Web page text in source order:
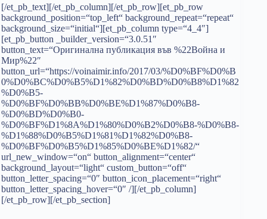
[/et_pb_text][/et_pb_column][/et_pb_row][et_pb_row
background_position=“top_left“ background_repeat=“repeat“
background_size=“initial“][et_pb_column type=“4_4″]
[et_pb_button _builder_version=“3.0.51″
button_text=“Оригинална публикация във %22Война и
Мир%22″
button_url=“https://voinaimir.info/2017/03/%D0%BF%D0%B
0%D0%BC%D0%B5%D1%82%D0%BD%D0%B8%D1%82
%D0%B5-
%D0%BF%D0%BB%D0%BE%D1%87%D0%B8-
%D0%BD%D0%B0-
%D0%BF%D1%8A%D1%80%D0%B2%D0%B8-%D0%B8-
%D1%88%D0%B5%D1%81%D1%82%D0%B8-
%D0%BF%D0%B5%D1%85%D0%BE%D1%82/“
url_new_window=“on“ button_alignment=“center“
background_layout=“light“ custom_button=“off“
button_letter_spacing=“0″ button_icon_placement=“right“
button_letter_spacing_hover=“0″ /][/et_pb_column]
[/et_pb_row][/et_pb_section]